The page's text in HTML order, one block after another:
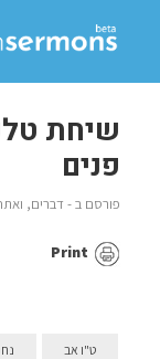
שיחת
פנים
פורסם ב - דברים,
Print
ט"ו אב